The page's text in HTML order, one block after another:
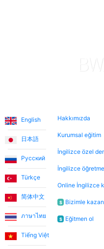
Dersler, öğretmen-
havasında geçiyor.
Ece T.
Emma, kızıma İngilizceyi
öğretiyor. Her zaman
hale getiriyor. Bu
tanışmamızı ve bize
şans olarak görüyorum.
English
日本語
Русский
Türkçe
简体中文
ภาษาไทย
Tiếng Việt
Hakkımızda
Kurumsal eğitim
İngilizce özel
İngilizce
Online İngilizce
$ Bizimle kazan
$ Eğitmen ol